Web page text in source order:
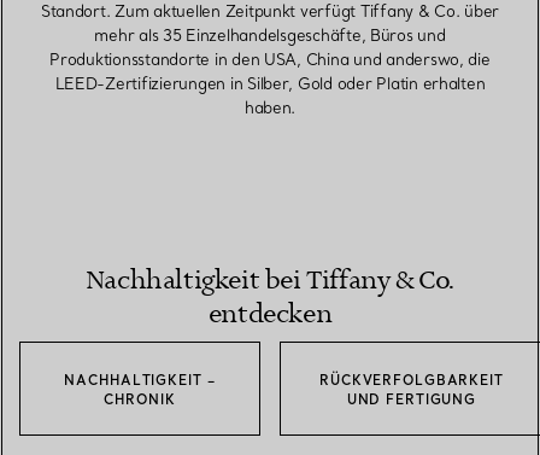
Standort. Zum aktuellen Zeitpunkt verfügt Tiffany & Co. über
mehr als 35 Einzelhandelsgeschäfte, Büros und
Produktionsstandorte in den USA, China und anderswo, die
LEED-Zertifizierungen in Silber, Gold oder Platin erhalten
haben.
Nachhaltigkeit bei Tiffany & Co.
entdecken
NACHHALTIGKEIT –
CHRONIK
RÜCKVERFOLGBARKEIT
UND FERTIGUNG